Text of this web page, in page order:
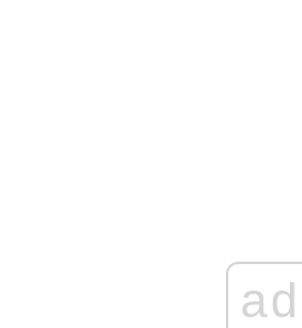
ad